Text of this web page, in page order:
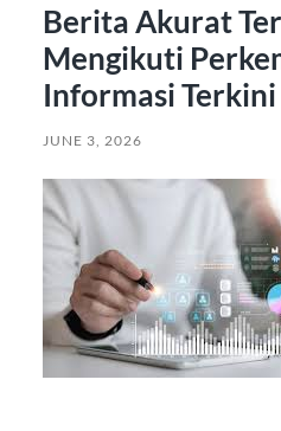
Berita Akurat
Mengikuti
Informasi Terkini
JUNE 3, 2026